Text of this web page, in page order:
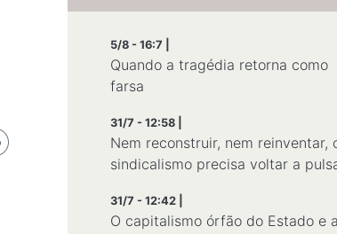
5/8 - 16:7 |
Quando a tragédia retorna como
farsa
31/7 - 12:58 |
Nem reconstruir, nem reinventar,
sindicalismo precisa voltar a
31/7 - 12:42 |
O capitalismo órfão do Estado e a